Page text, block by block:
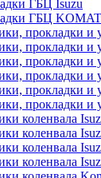
ГБЦ Isuzu
ГБЦ
прокладки и
прокладки и
прокладки и
прокладки и
прокладки и
прокладки и
коленвала
коленвала
коленвала
коленвала